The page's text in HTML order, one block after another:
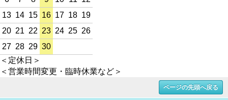
13 14 15 16 17 18 19
20 21 22 23 24 25 26
27 28 29 30
＜定休日＞
＜営業時間変更・臨時休業など＞
ページの先頭へ戻る